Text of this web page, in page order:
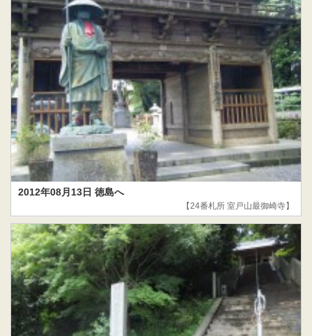
2012年08月13日 徳島へ
【24番札所 室戸山最御崎寺】